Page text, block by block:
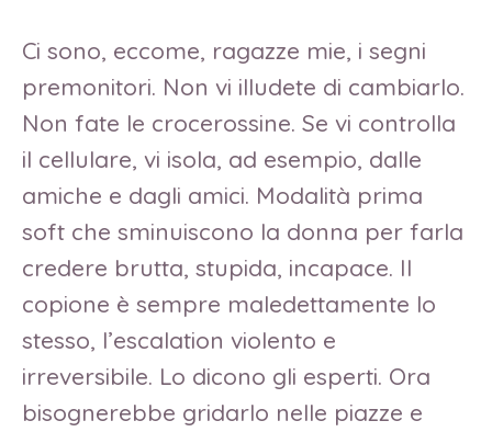
Ci sono, eccome, ragazze mie, i segni
premonitori. Non vi illudete di cambiarlo.
Non fate le crocerossine. Se vi controlla
il cellulare, vi isola, ad esempio, dalle
amiche e dagli amici. Modalità prima
soft che sminuiscono la donna per farla
credere brutta, stupida, incapace. Il
copione è sempre maledettamente lo
stesso, l’escalation violento e
irreversibile. Lo dicono gli esperti. Ora
bisognerebbe gridarlo nelle piazze e